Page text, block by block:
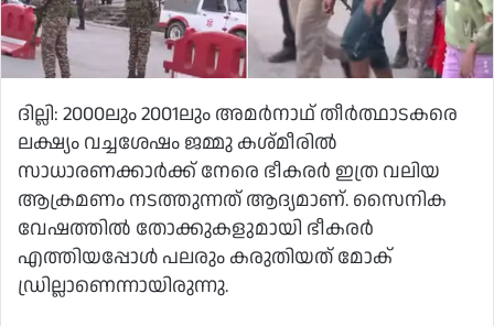
ദില്ലി: 2000ലും 2001ലും അമര്‍നാഥ് തീര്‍ത്ഥാടകരെ
ലക്ഷ്യം വച്ചശേഷം ജമ്മു കശ്മീരില്‍
സാധാരണക്കാര്‍ക്ക് നേരെ ഭീകരര്‍ ഇത്ര വലിയ
ആക്രമണം നടത്തുന്നത് ആദ്യമാണ്. സൈനിക
വേഷത്തില്‍ തോക്കുകളുമായി ഭീകരര്‍
എത്തിയപ്പോള്‍ പലരും കരുതിയത് മോക്
ഡ്രില്ലാണെന്നായിരുന്നു.